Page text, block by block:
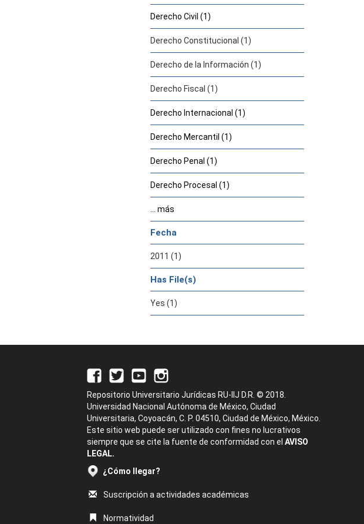
Derecho Civil (1)
Derecho Constitucional (1)
Derecho de la Información (1)
Derecho Fiscal (1)
Derecho Internacional (1)
Derecho Mercantil (1)
Derecho Penal (1)
Derecho Procesal (1)
... más
Fecha
2011 (1)
Has File(s)
Yes (1)
Repositorio Universitario Jurídicas RU-IIJ D.R. © 2018.
Universidad Nacional Autónoma de México, Ciudad
Universitaria, Coyoacán, C. P. 04510, Ciudad de México, México.
Este sitio web puede ser utilizado con fines no lucrativos
siempre que se cite la fuente de conformidad con el AVISO
LEGAL.
¿Cómo llegar?
Suscripción a actividades académicas
Normatividad